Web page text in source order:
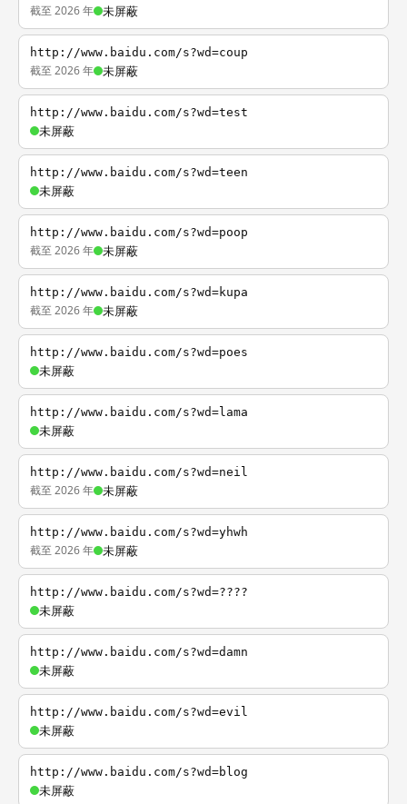
截至 2026 年 未屏蔽
http://www.baidu.com/s?wd=coup
截至 2026 年 未屏蔽
http://www.baidu.com/s?wd=test
未屏蔽
http://www.baidu.com/s?wd=teen
未屏蔽
http://www.baidu.com/s?wd=poop
截至 2026 年 未屏蔽
http://www.baidu.com/s?wd=kupa
截至 2026 年 未屏蔽
http://www.baidu.com/s?wd=poes
未屏蔽
http://www.baidu.com/s?wd=lama
未屏蔽
http://www.baidu.com/s?wd=neil
截至 2026 年 未屏蔽
http://www.baidu.com/s?wd=yhwh
截至 2026 年 未屏蔽
http://www.baidu.com/s?wd=????
未屏蔽
http://www.baidu.com/s?wd=damn
未屏蔽
http://www.baidu.com/s?wd=evil
未屏蔽
http://www.baidu.com/s?wd=blog
未屏蔽